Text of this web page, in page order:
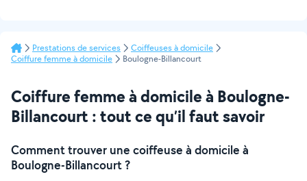
Prestations de services
Coiffeuses à domicile
Coiffure femme à domicile
Boulogne-Billancourt
Coiffure femme à domicile à Boulogne-
Billancourt : tout ce qu’il faut savoir
Comment trouver une coiffeuse à domicile à
Boulogne-Billancourt ?